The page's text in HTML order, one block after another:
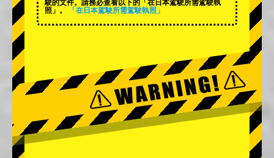
駛的文件。請務必查看以下的「在日本駕駛所需駕駛執
照」。
「在日本駕駛所需駕駛執照」